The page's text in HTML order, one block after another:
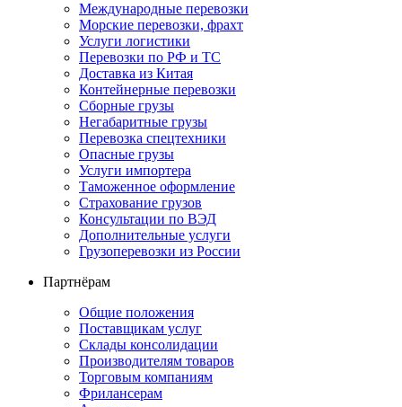
Международные перевозки
Морские перевозки, фрахт
Услуги логистики
Перевозки по РФ и ТС
Доставка из Китая
Контейнерные перевозки
Сборные грузы
Негабаритные грузы
Перевозка спецтехники
Опасные грузы
Услуги импортера
Таможенное оформление
Страхование грузов
Консультации по ВЭД
Дополнительные услуги
Грузоперевозки из России
Партнёрам
Общие положения
Поставщикам услуг
Склады консолидации
Производителям товаров
Торговым компаниям
Фрилансерам